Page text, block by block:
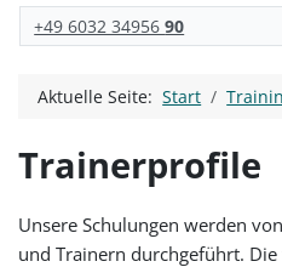
+49 6032 3495690
Aktuelle Seite:Start
Trainerprofile
Unsere Schulungen werden
und Trainern durchgeführt.